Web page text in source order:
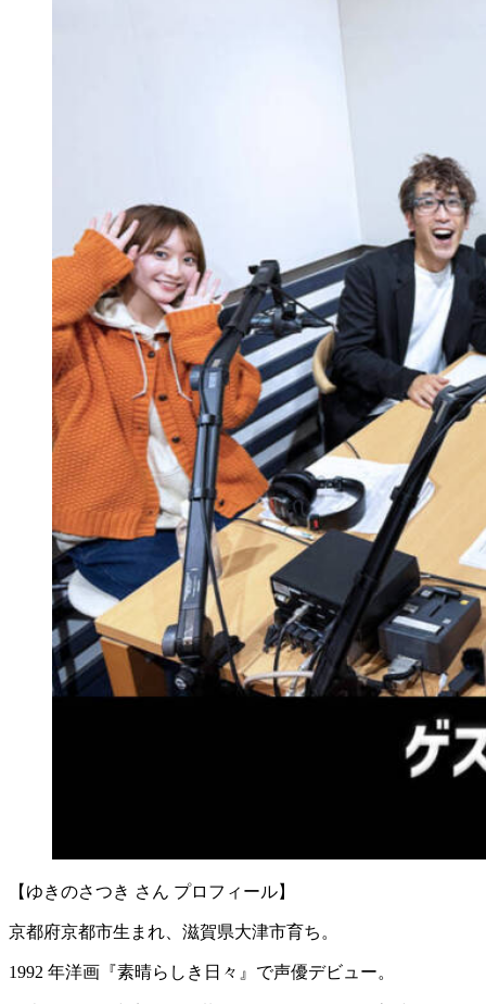
【ゆきのさつき さん プロフィール】
京都府京都市生まれ、滋賀県大津市育ち。
1992 年洋画『素晴らしき日々』で声優デビュー。